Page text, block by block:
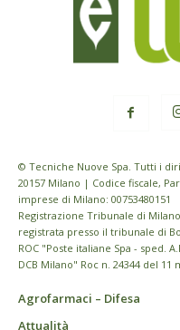
© Tecniche Nuove Spa. Tutti i
20157 Milano | Codice fiscale,
imprese di Milano: 00753480151
Registrazione Tribunale di
registrata presso il tribunale di
ROC "Poste italiane Spa - sped.
DCB Milano" Roc n. 24344 del 11
Agrofarmaci – Difesa
Attualità